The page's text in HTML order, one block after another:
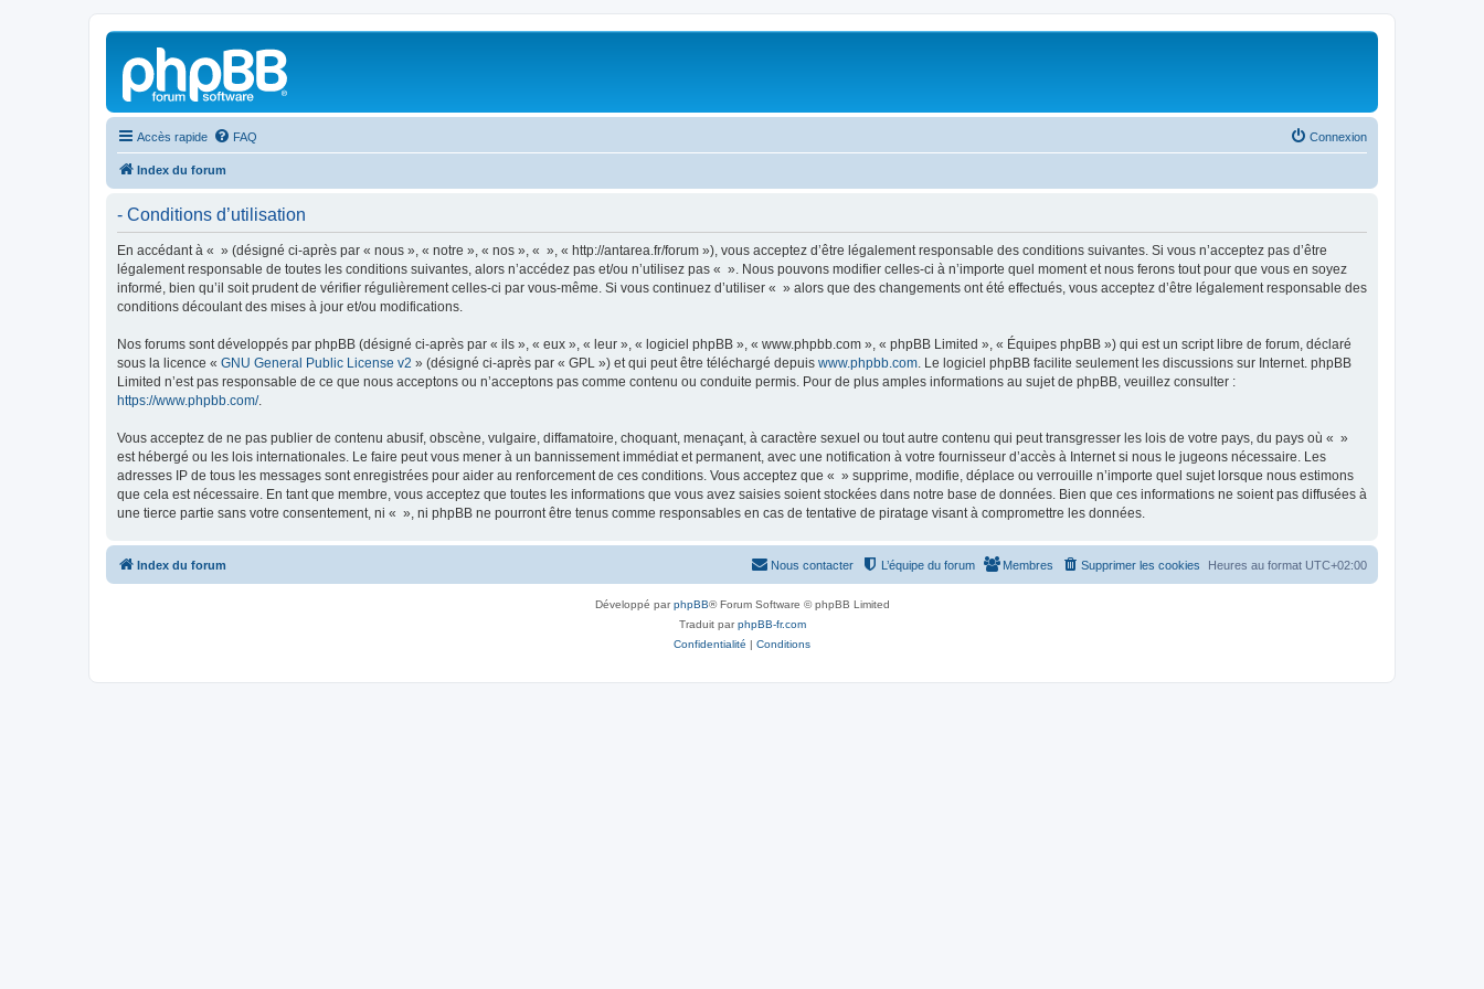
Accès rapide FAQ Connexion
Index du forum
- Conditions d’utilisation
En accédant à « » (désigné ci-après par « nous », « notre », « nos », « », « http://antarea.fr/forum »), vous acceptez d’être légalement responsable des conditions suivantes. Si vous n’acceptez pas d’être
légalement responsable de toutes les conditions suivantes, alors n’accédez pas et/ou n’utilisez pas « ». Nous pouvons modifier celles-ci à n’importe quel moment et nous ferons tout pour que vous en soyez
informé, bien qu’il soit prudent de vérifier régulièrement celles-ci par vous-même. Si vous continuez d’utiliser « » alors que des changements ont été effectués, vous acceptez d’être légalement responsable des
conditions découlant des mises à jour et/ou modifications.
Nos forums sont développés par phpBB (désigné ci-après par « ils », « eux », « leur », « logiciel phpBB », « www.phpbb.com », « phpBB Limited », « Équipes phpBB ») qui est un script libre de forum, déclaré
sous la licence « GNU General Public License v2 » (désigné ci-après par « GPL ») et qui peut être téléchargé depuis www.phpbb.com. Le logiciel phpBB facilite seulement les discussions sur Internet. phpBB
Limited n’est pas responsable de ce que nous acceptons ou n’acceptons pas comme contenu ou conduite permis. Pour de plus amples informations au sujet de phpBB, veuillez consulter :
https://www.phpbb.com/.
Vous acceptez de ne pas publier de contenu abusif, obscène, vulgaire, diffamatoire, choquant, menaçant, à caractère sexuel ou tout autre contenu qui peut transgresser les lois de votre pays, du pays où « »
est hébergé ou les lois internationales. Le faire peut vous mener à un bannissement immédiat et permanent, avec une notification à votre fournisseur d’accès à Internet si nous le jugeons nécessaire. Les
adresses IP de tous les messages sont enregistrées pour aider au renforcement de ces conditions. Vous acceptez que « » supprime, modifie, déplace ou verrouille n’importe quel sujet lorsque nous estimons
que cela est nécessaire. En tant que membre, vous acceptez que toutes les informations que vous avez saisies soient stockées dans notre base de données. Bien que ces informations ne soient pas diffusées à
une tierce partie sans votre consentement, ni « », ni phpBB ne pourront être tenus comme responsables en cas de tentative de piratage visant à compromettre les données.
Index du forum Heures au format UTC+02:00
Supprimer les cookies
Membres
L’équipe du forum
Nous contacter
Développé parphpBB® Forum Software © phpBB Limited
Traduit parphpBB-fr.com
Confidentialité | Conditions